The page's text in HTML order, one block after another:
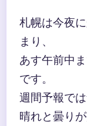
札幌は今夜
まり、
あす午前中
です。
週間予報で
晴れと曇り